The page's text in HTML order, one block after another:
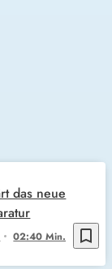
bookmark_border
02:40 Min.
das neue